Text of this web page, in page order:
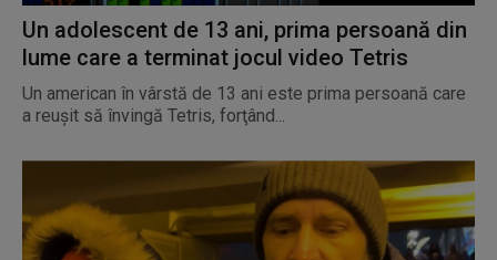
Un adolescent de 13 ani, prima persoană din
lume care a terminat jocul video Tetris
Un american în vârstă de 13 ani este prima persoană care
a reuşit să învingă Tetris, forţând...